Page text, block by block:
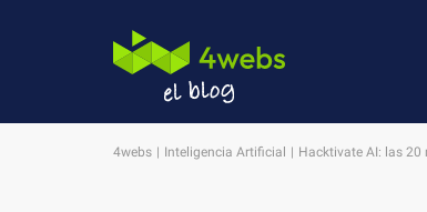
4webs Inteligencia Artificial Hacktivate AI: las